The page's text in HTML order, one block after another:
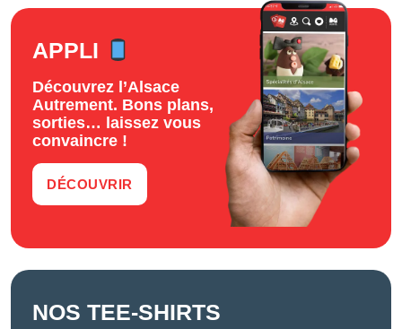
APPLI
Découvrez l’Alsace
Autrement. Bons plans,
sorties… laissez vous
convaincre !
DÉCOUVRIR
NOS TEE-SHIRTS